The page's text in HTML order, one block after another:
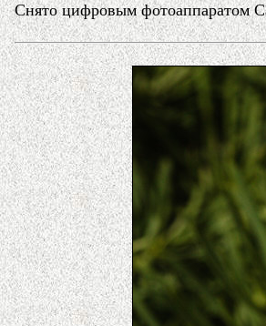
Снято цифровым фотоаппаратом